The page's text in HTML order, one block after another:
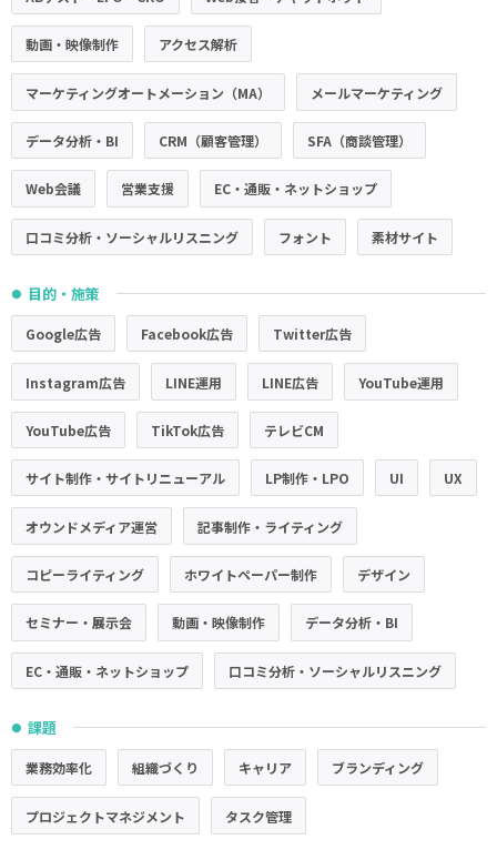
動画・映像制作 アクセス解析
マーケティングオートメーション（MA） メールマーケティング
データ分析・BI CRM（顧客管理） SFA（商談管理）
Web会議 営業支援 EC・通販・ネットショップ
口コミ分析・ソーシャルリスニング フォント 素材サイト
● 目的・施策
Google広告 Facebook広告 Twitter広告
Instagram広告 LINE運用 LINE広告 YouTube運用
YouTube広告 TikTok広告 テレビCM
サイト制作・サイトリニューアル LP制作・LPO UI UX
オウンドメディア運営 記事制作・ライティング
コピーライティング ホワイトペーパー制作 デザイン
セミナー・展示会 動画・映像制作 データ分析・BI
EC・通販・ネットショップ 口コミ分析・ソーシャルリスニング
● 課題
業務効率化 組織づくり キャリア ブランディング
プロジェクトマネジメント タスク管理